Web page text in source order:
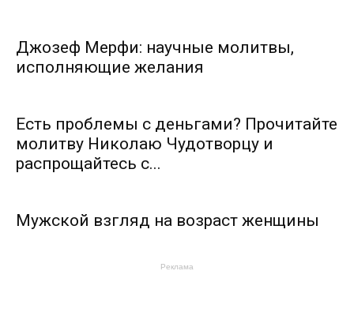
Джозеф Мерфи: научные молитвы,
исполняющие желания
Есть проблемы с деньгами? Прочитайте
молитву Николаю Чудотворцу и
распрощайтесь с...
Мужской взгляд на возраст женщины
Реклама